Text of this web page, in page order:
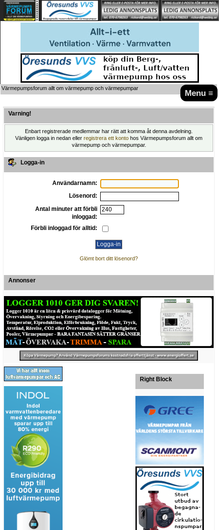
Menu ≡
Värmepumpsforum allt om värmepump och värmepumpar
Varning!
Enbart registrerade medlemmar har rätt att komma åt denna avdelning.
Vänligen logga in nedan eller registrera ett konto hos Värmepumpsforum allt om
värmepump och värmepumpar.
Logga-in
Användarnamn:
Lösenord:
Antal minuter att förbli
inloggad:
Förbli inloggad för alltid:
Glömt bort ditt lösenord?
Annonser
Right Block